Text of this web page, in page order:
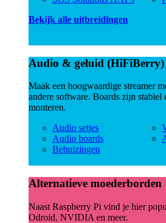
Bekijk alle uitbreidingen
Audio & geluid (HiFiBerry)
Maak een hoogwaardige streamer
andere software. Boards zijn stabiel
monteren.
Audio setjes
Audio boards
Behuizingen
Alternatieve moederborden
Naast Raspberry Pi vind je hier
Odroid, NVIDIA en meer.